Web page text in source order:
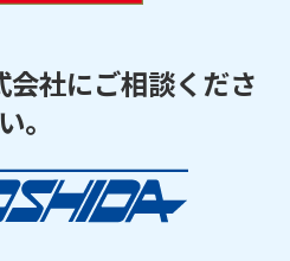
社にご相談くださ
い。